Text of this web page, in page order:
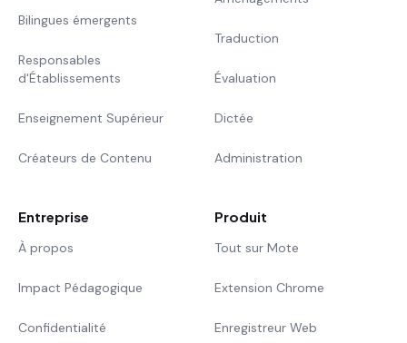
Bilingues émergents
Responsables
d'Établissements
Enseignement Supérieur
Créateurs de Contenu
Traduction
Évaluation
Dictée
Administration
Entreprise
À propos
Impact Pédagogique
Confidentialité
Produit
Tout sur Mote
Extension Chrome
Enregistreur Web